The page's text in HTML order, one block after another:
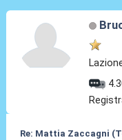
Re: Mattia Zaccagni